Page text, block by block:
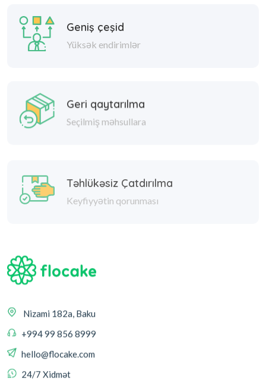
Geniş çeşid
Yüksək endirimlər
Seçilmiş məhsullara
Keyfiyyətin qorunması
Nizami 182a, Baku
+994 99 856 8999
hello@flocake.com
24/7 Xidmət